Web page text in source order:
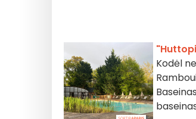
Kodėl